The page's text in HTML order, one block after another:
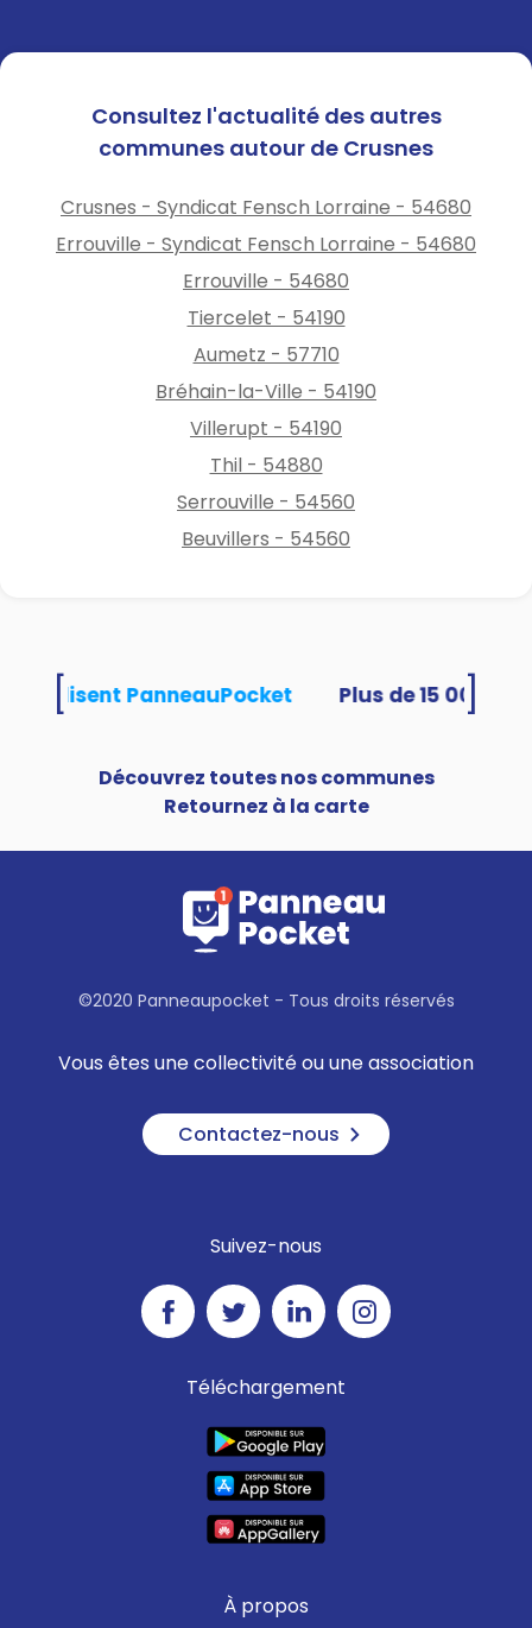
Consultez l'actualité des autres
communes autour de Crusnes
Crusnes - Syndicat Fensch Lorraine - 54680
Errouville - Syndicat Fensch Lorraine - 54680
Errouville - 54680
Tiercelet - 54190
Aumetz - 57710
Bréhain-la-Ville - 54190
Villerupt - 54190
Thil - 54880
Serrouville - 54560
Beuvillers - 54560
utilisent PanneauPocket
Découvrez toutes nos communes
Retournez à la carte
©2020 Panneaupocket - Tous droits réservés
Vous êtes une collectivité ou une association
Contactez-nous
Suivez-nous
Téléchargement
À propos